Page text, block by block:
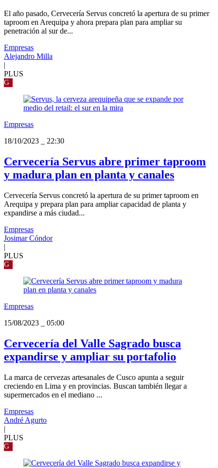
El año pasado, Cervecería Servus concretó la apertura de su primer
taproom en Arequipa y ahora prepara plan para ampliar su
penetración al sur de...
Empresas
Alejandro Milla
PLUS
G
Empresas
18/10/2023
22:30
Cervecería Servus abre primer taproom
y madura plan en planta y canales
Cervecería Servus concretó la apertura de su primer taproom en
Arequipa y prepara plan para ampliar capacidad de planta y
expandirse a más ciudad...
Empresas
Josimar Cóndor
|
PLUS
G
Empresas
15/08/2023
05:00
Cervecería del Valle Sagrado busca
expandirse y ampliar su portafolio
La marca de cervezas artesanales de Cusco apunta a seguir
creciendo en Lima y en provincias. Buscan también llegar a
supermercados en el mediano ...
Empresas
André Agurto
|
PLUS
G